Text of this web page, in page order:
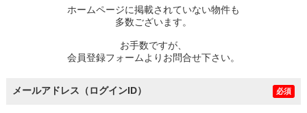
住宅ローン控除シミュレータホームページに掲載されていない物件も
多数ございます。
お手数ですが、
会員登録フォームよりお問合せ下さい。
メールアドレス（ログインID） 必須